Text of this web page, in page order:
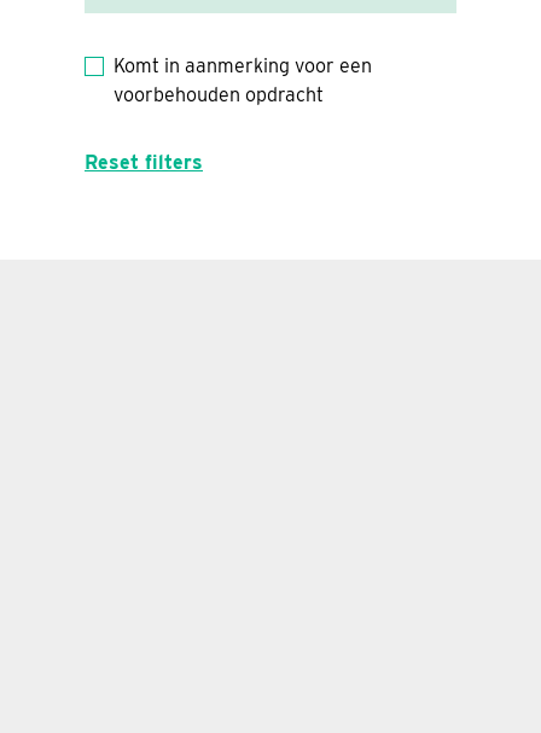
Komt in aanmerking voor een
voorbehouden opdracht
Reset filters